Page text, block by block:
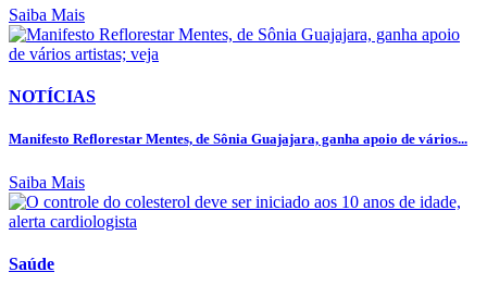
Saiba Mais
NOTÍCIAS
Manifesto Reflorestar Mentes, de Sônia Guajajara, ganha apoio de vários...
Saiba Mais
Saúde